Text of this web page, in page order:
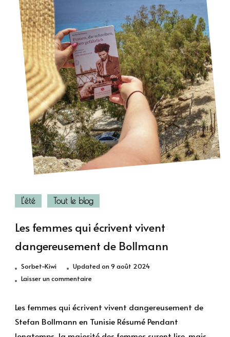
L'été Tout le blog
Les femmes qui écrivent vivent
dangereusement de Bollmann
Sorbet-Kiwi Updated on9 août 2024
Laisser un commentairesur
femmes
écrivent
Les femmes qui écrivent vivent dangereusement de
Stefan Bollmann en Tunisie Résumé Pendant